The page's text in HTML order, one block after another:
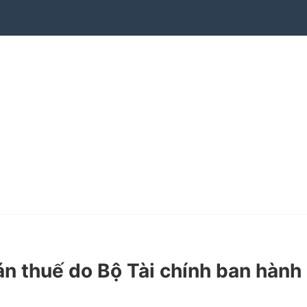
thuế do Bộ Tài chính ban hành